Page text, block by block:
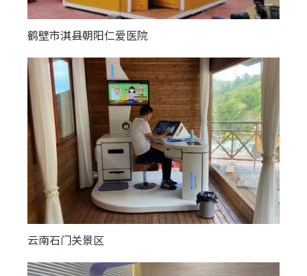
鹤壁市淇县朝阳仁爱医院
云南石门关景区